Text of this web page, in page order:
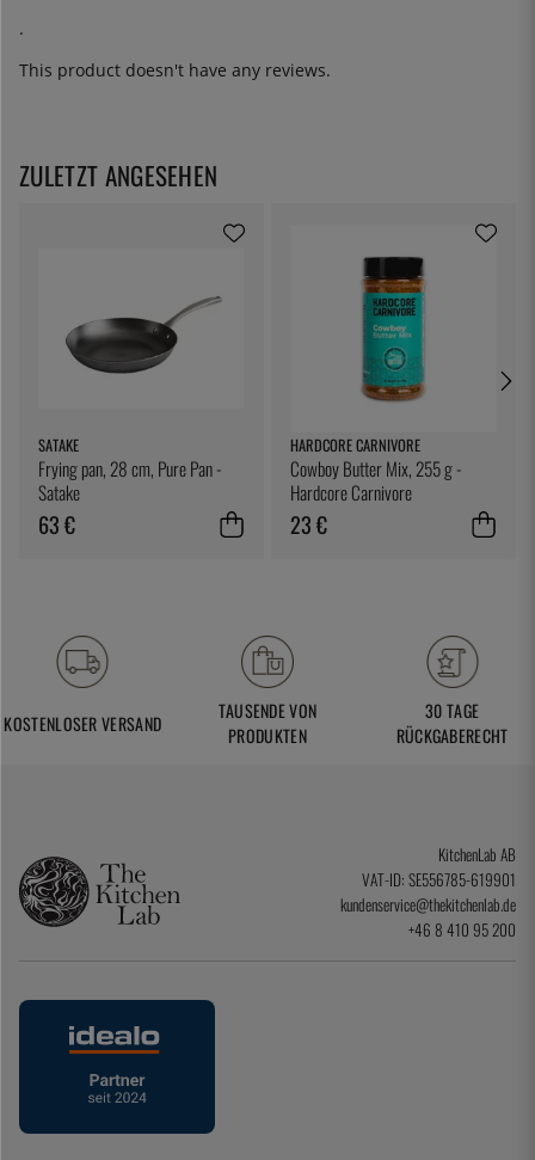
.
This product doesn't have any reviews.
ZULETZT ANGESEHEN
SATAKE
Frying pan, 28 cm, Pure Pan -
Satake
63 €
HARDCORE CARNIVORE
Cowboy Butter Mix, 255 g -
Hardcore Carnivore
23 €
KOSTENLOSER VERSAND
TAUSENDE VON
PRODUKTEN
30 TAGE
RÜCKGABERECHT
KitchenLab AB
VAT-ID: SE556785-619901
kundenservice@thekitchenlab.de
+46 8 410 95 200